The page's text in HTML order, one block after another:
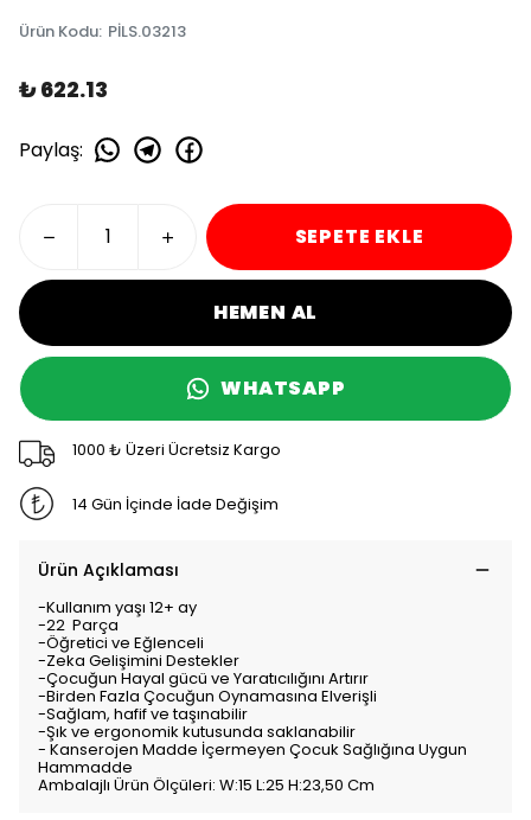
Ürün Kodu: PİLS.03213
₺ 622.13
Paylaş:
SEPETE EKLE
HEMEN AL
WHATSAPP
1000 ₺ Üzeri Ücretsiz Kargo
14 Gün İçinde İade Değişim
Ürün Açıklaması
-Kullanım yaşı 12+ ay
-22 Parça
-Öğretici ve Eğlenceli
-Zeka Gelişimini Destekler
-Çocuğun Hayal gücü ve Yaratıcılığını Artırır
-Birden Fazla Çocuğun Oynamasına Elverişli
-Sağlam, hafif ve taşınabilir
-Şık ve ergonomik kutusunda saklanabilir
- Kanserojen Madde İçermeyen Çocuk Sağlığına Uygun
Hammadde
Ambalajlı Ürün Ölçüleri: W:15 L:25 H:23,50 Cm